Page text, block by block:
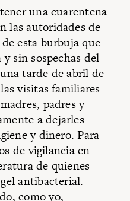
una cuarentena
las autoridades de
esta burbuja que
sin sospechas del
tarde de abril de
visitas familiares
padres y
a dejarles
y dinero. Para
de vigilancia en
de quienes
antibacterial.
como yo,